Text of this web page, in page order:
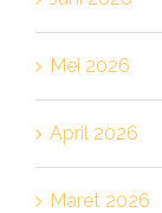
Mei 2026
April 2026
Maret 2026